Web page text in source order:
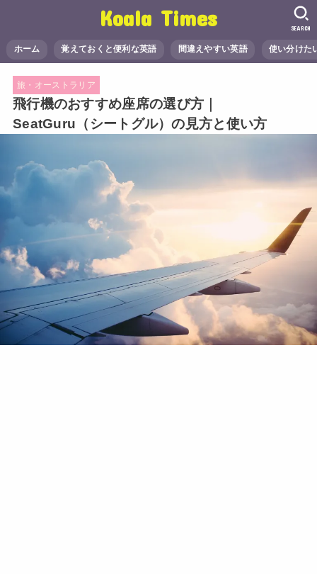
Koala Times
ホーム 覚えておくと便利な英語 間違えやすい英語 使い分けた
SEARCH
旅・オーストラリア
飛行機のおすすめ座席の選び方｜
SeatGuru（シートグル）の見方と使い方